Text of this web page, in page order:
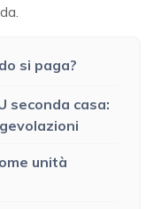
si paga?
seconda casa:
unità